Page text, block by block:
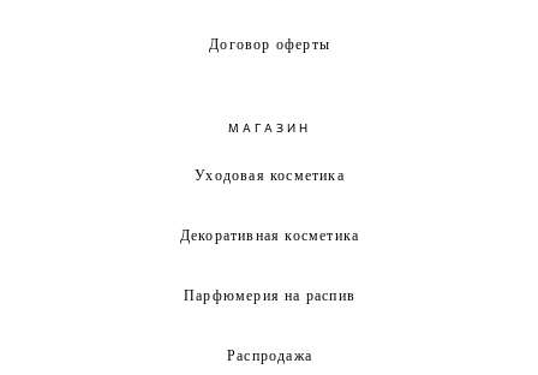
Договор оферты
МАГАЗИН
Уходовая косметика
Декоративная косметика
Парфюмерия на распив
Распродажа